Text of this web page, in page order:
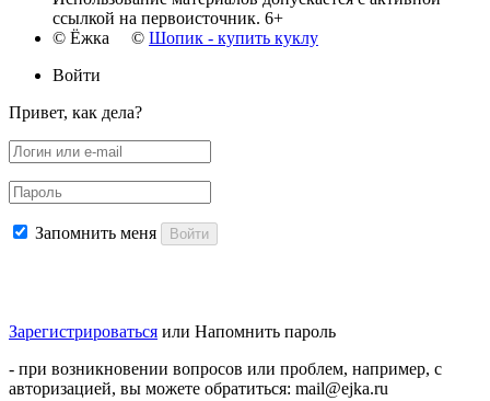
ссылкой на первоисточник. 6+
© Ёжка © Шопик - купить куклу
Войти
Привет, как дела?
Запомнить меня Войти
Зарегистрироваться или Напомнить пароль
- при возникновении вопросов или проблем, например, с
авторизацией, вы можете обратиться: mail@ejka.ru